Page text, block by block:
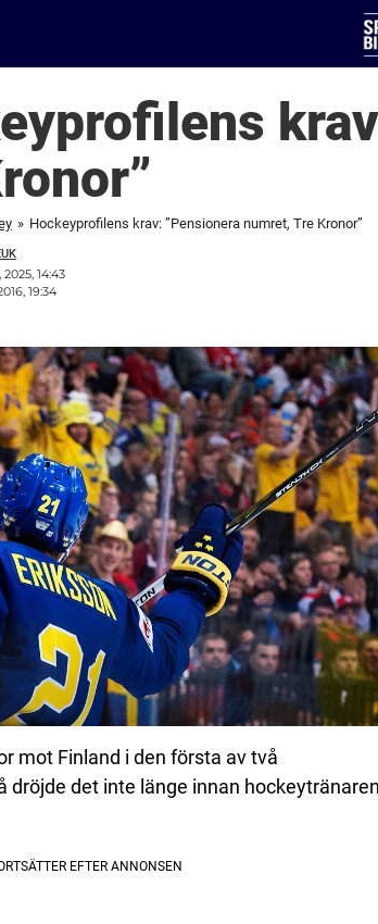
» Hockeyprofilens krav: ”Pensionera numret, Tre Kronor”
14:43
19:34
mot Finland i den första av två
dröjde det inte länge innan hockeytränaren